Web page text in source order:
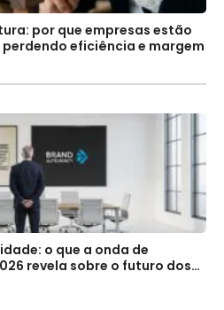
por que empresas estão
eficiência e margem
o que a onda de
revela sobre o futuro dos